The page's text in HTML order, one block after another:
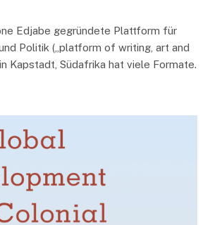
Edjabe gegründete Plattform für
Politik („platform of writing, art and
Kapstadt, Südafrika hat viele Formate.